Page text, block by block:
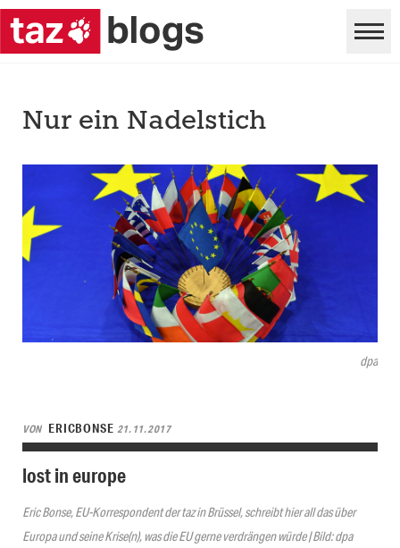
dpa
Nur ein Nadelstich
VON ERICBONSE 21.11.2017
lost in europe
Eric Bonse, EU-Korrespondent der taz in Brüssel, schreibt hier all das über
Europa und seine Krise(n), was die EU gerne verdrängen würde | Bild: dpa